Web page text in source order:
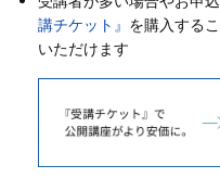
講チケット』 を購入する
いただけます